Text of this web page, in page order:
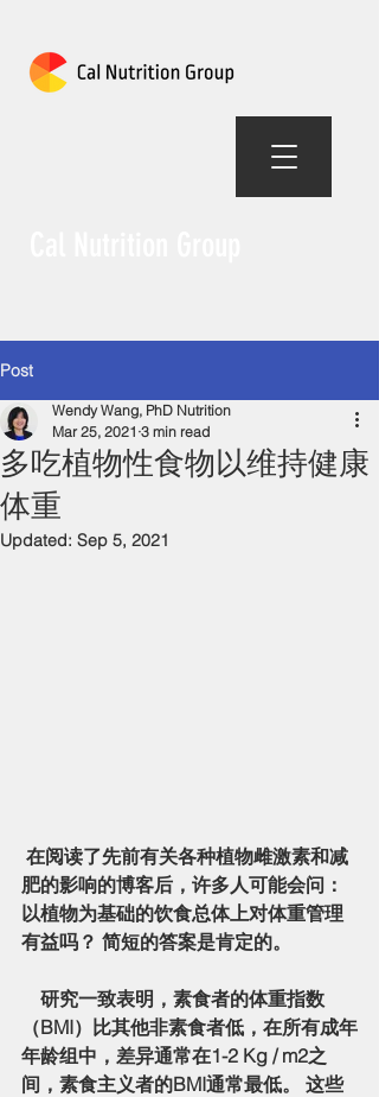
Post
多吃植物性食物以维持健康
体重
Wendy Wang, PhD Nutrition
Mar 25, 2021 3 min read
Updated: Sep 5, 2021
肥的影响的博客后，许多人可能会问：
以植物为基础的饮食总体上对体重管理
有益吗？ 简短的答案是肯定的。
（BMI）比其他非素食者低，在所有成年
年龄组中，差异通常在1-2 Kg / m2之
间，素食主义者的BMI通常最低。 这些